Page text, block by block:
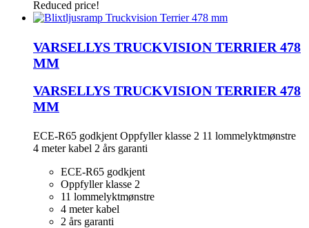
Reduced price!
VARSELLYS TRUCKVISION TERRIER 478
MM
VARSELLYS TRUCKVISION TERRIER 478
MM
ECE-R65 godkjent Oppfyller klasse 2 11 lommelyktmønstre
4 meter kabel 2 års garanti
ECE-R65 godkjent
Oppfyller klasse 2
11 lommelyktmønstre
4 meter kabel
2 års garanti